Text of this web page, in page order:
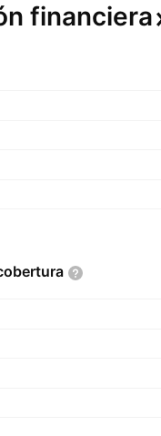
financiera